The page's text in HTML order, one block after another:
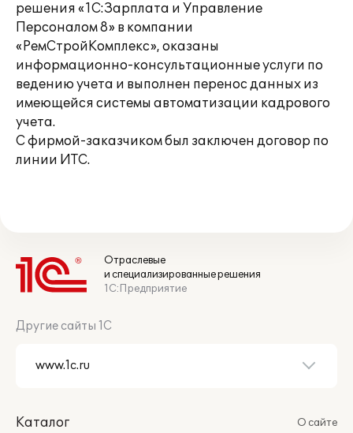
решения «1С:Зарплата и Управление
Персоналом 8» в компании
«РемСтройКомплекс», оказаны
информационно-консультационные услуги по
ведению учета и выполнен перенос данных из
имеющейся системы автоматизации кадрового
учета.
С фирмой-заказчиком был заключен договор по
линии ИТС.
Отраслевые
и специализированные решения
1С:Предприятие
Другие сайты 1С
Каталог
О сайте